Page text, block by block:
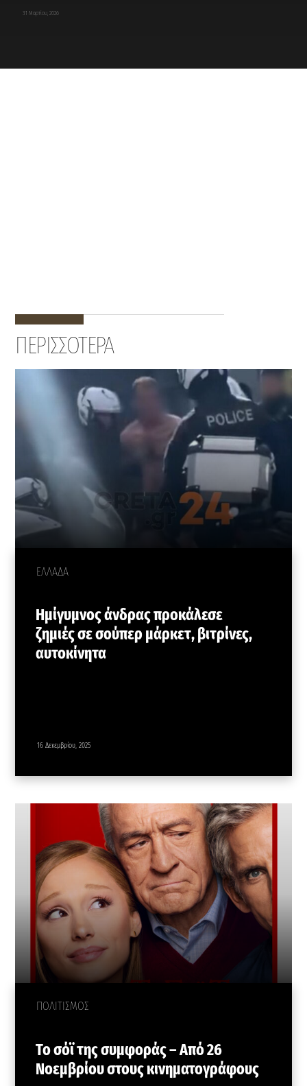
31 Μαρτίου, 2026
ΠΕΡΙΣΣΟΤΕΡΑ
ΕΛΛΑΔΑ
Ημίγυμνος άνδρας προκάλεσε
ζημιές σε σούπερ μάρκετ, βιτρίνες,
αυτοκίνητα
16 Δεκεμβρίου, 2025
ΠΟΛΙΤΙΣΜΟΣ
Το σόϊ της συμφοράς – Από 26
Νοεμβρίου στους κινηματογράφους